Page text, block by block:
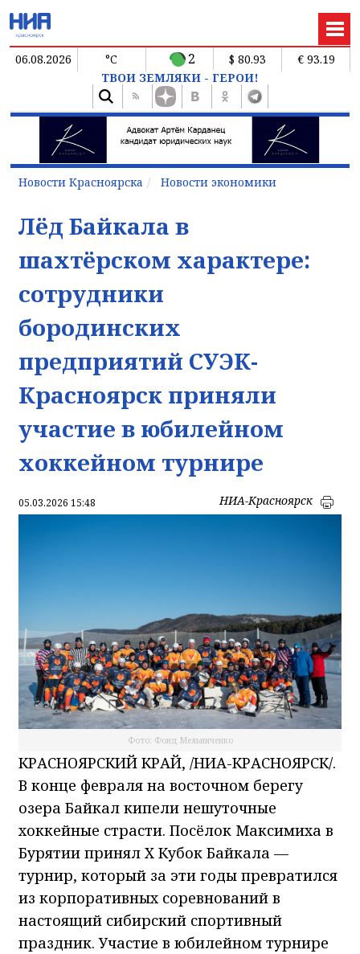
06.08.2026 °C 2 $ 80.93
€ 93.19
ТВОИ ЗЕМЛЯКИ - ГЕРОИ!
Новости Красноярска Новости экономики
Лёд Байкала в
шахтёрском характере:
сотрудники
бородинских
предприятий СУЭК-
Красноярск приняли
участие в юбилейном
хоккейном турнире
05.03.2026 15:48 НИА-Красноярск
Фото: Фонд Мельниченко
КРАСНОЯРСКИЙ КРАЙ, /НИА-КРАСНОЯРСК/.
В конце февраля на восточном берегу
озера Байкал кипели нешуточные
хоккейные страсти. Посёлок Максимиха в
Бурятии принял X Кубок Байкала —
турнир, который за эти годы превратился
из корпоративных соревнований в
настоящий сибирский спортивный
праздник. Участие в юбилейном турнире